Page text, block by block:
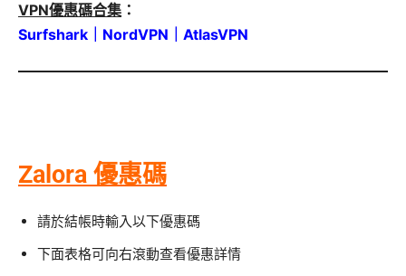
VPN優惠碼合集 ：
Surfshark
NordVPN AtlasVPN
Zalora 優惠碼
請於結帳時輸入以下優惠碼
下面表格可向右滾動查看優惠詳情